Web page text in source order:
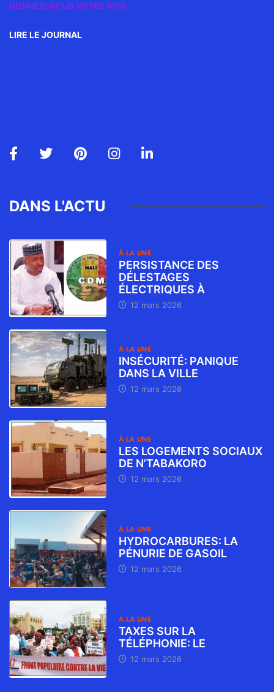
DONNEZ-NOUS VOTRE AVIS
LIRE LE JOURNAL
DANS L'ACTU
À LA UNE
PERSISTANCE DES
DÉLESTAGES
ÉLECTRIQUES À
12 mars 2026
À LA UNE
INSÉCURITÉ: PANIQUE
DANS LA VILLE
12 mars 2026
À LA UNE
LES LOGEMENTS SOCIAUX
DE N’TABAKORO
12 mars 2026
À LA UNE
HYDROCARBURES: LA
PÉNURIE DE GASOIL
12 mars 2026
À LA UNE
TAXES SUR LA
TÉLÉPHONIE: LE
12 mars 2026